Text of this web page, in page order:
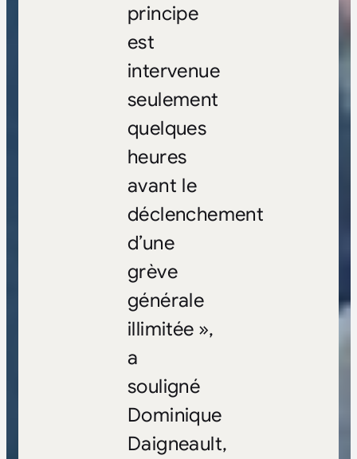
principe
est
intervenue
seulement
quelques
heures
avant le
déclenchement
d’une
grève
générale
illimitée »,
a
souligné
Dominique
Daigneault,